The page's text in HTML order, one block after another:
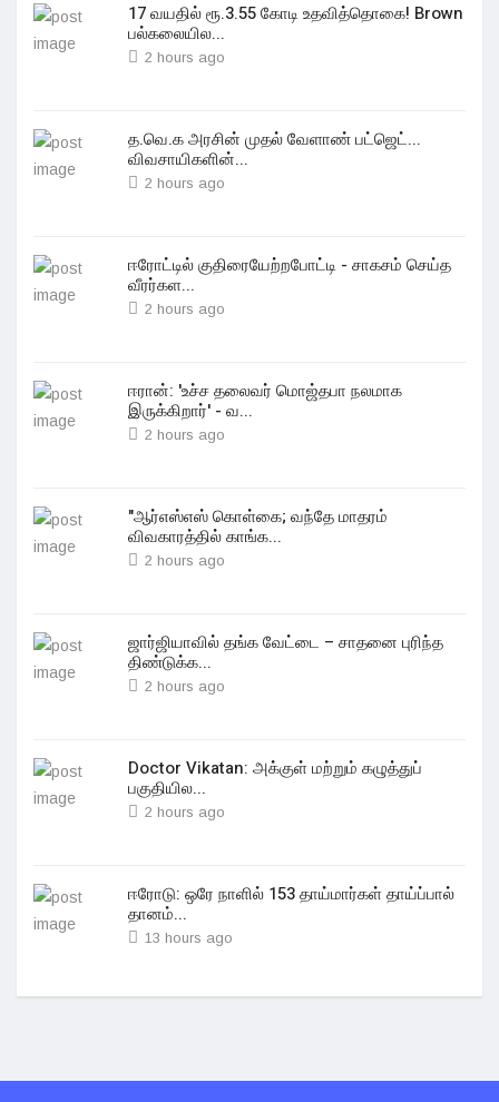
17 வயதில் ரூ.3.55 கோடி உதவித்தொகை! Brown
பல்கலையில...
2 hours ago
த.வெ.க அரசின் முதல் வேளாண் பட்ஜெட்...
விவசாயிகளின்...
2 hours ago
ஈரோட்டில் குதிரையேற்றபோட்டி - சாகசம் செய்த
வீரர்கள...
2 hours ago
ஈரான்: 'உச்ச தலைவர் மொஜ்தபா நலமாக
இருக்கிறார்' - வ...
2 hours ago
"ஆர்எஸ்எஸ் கொள்கை; வந்தே மாதரம்
விவகாரத்தில் காங்க...
2 hours ago
ஜார்ஜியாவில் தங்க வேட்டை – சாதனை புரிந்த
திண்டுக்க...
2 hours ago
Doctor Vikatan: அக்குள் மற்றும் கழுத்துப்
பகுதியில...
2 hours ago
ஈரோடு: ஒரே நாளில் 153 தாய்மார்கள் தாய்ப்பால்
தானம்...
13 hours ago